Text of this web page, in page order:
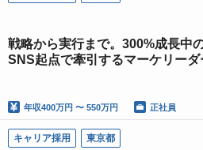
戦略から実行まで。300%成長中
SNS起点で牽引するマーケリーダ
年収400万円 〜 550万円 正社員
キャリア採用 東京都